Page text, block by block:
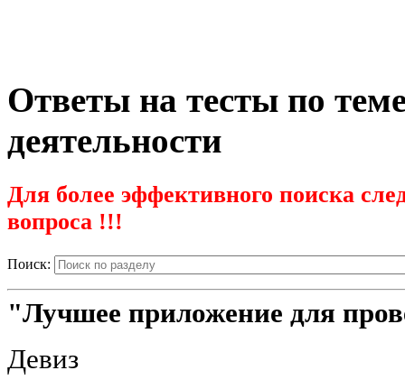
Ответы на тесты по
деятельности
Для более эффективного поиска
вопроса !!!
Поиск:
"Лучшее приложение для
Девиз